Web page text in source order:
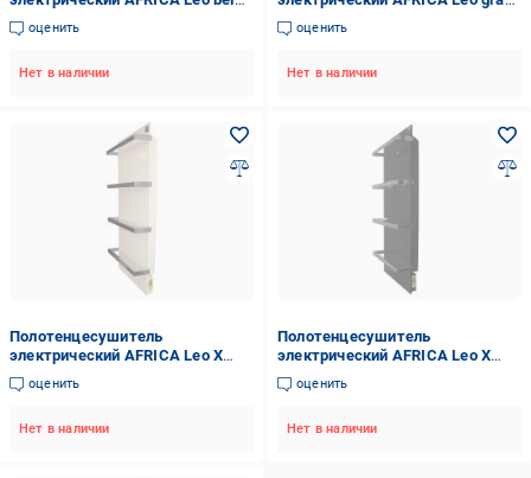
450 Вт. керамический с
регулятором мощности
оценить
Нет в наличии
450 Вт. керамический с
регулятором мощности
оценить
Нет в наличии
Полотенцесушитель
электрический AFRICA Leo X
beige 450 Вт. керамический с
программатором
оценить
Нет в наличии
Полотенцесушитель
электрический AFRICA Leo X
grafit 450 Вт. керамический с
программатором
оценить
Нет в наличии